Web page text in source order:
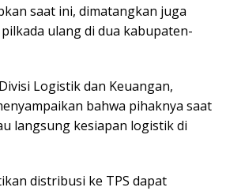
saat ini, dimatangkan juga
ulang di dua kabupaten-
Logistik dan Keuangan,
bahwa pihaknya saat
langsung kesiapan logistik di
distribusi ke TPS dapat